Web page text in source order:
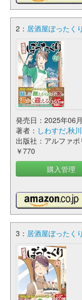
2： 居酒屋ぼったく
発売日：2025年06
著者： しわすだ,秋
出版社：アルファポ
￥770
購入管理
3： 居酒屋ぼったく